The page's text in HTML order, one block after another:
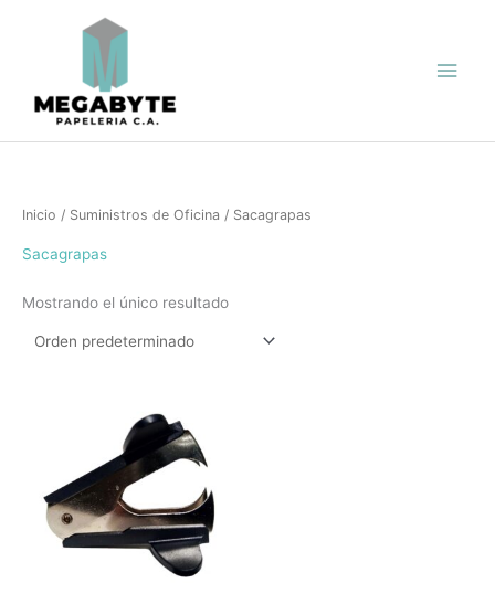
Inicio / Suministros de Oficina / Sacagrapas
Sacagrapas
Mostrando el único resultado